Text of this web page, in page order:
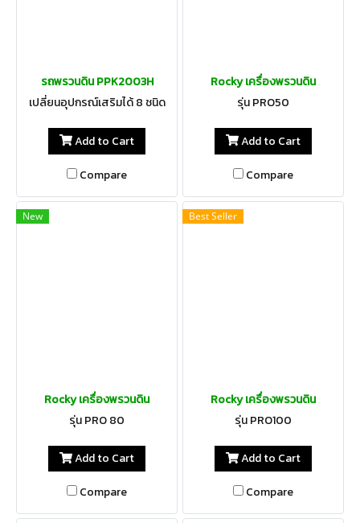
รถพรวนดิน PPK2003H
เปลี่ยนอุปกรณ์เสริมได้ 8 ชนิด
Add to Cart
Compare
Rocky เครื่องพรวนดิน
รุ่น PRO50
Add to Cart
Compare
New
Rocky เครื่องพรวนดิน
รุ่น PRO 80
Add to Cart
Compare
Best Seller
Rocky เครื่องพรวนดิน
รุ่น PRO100
Add to Cart
Compare